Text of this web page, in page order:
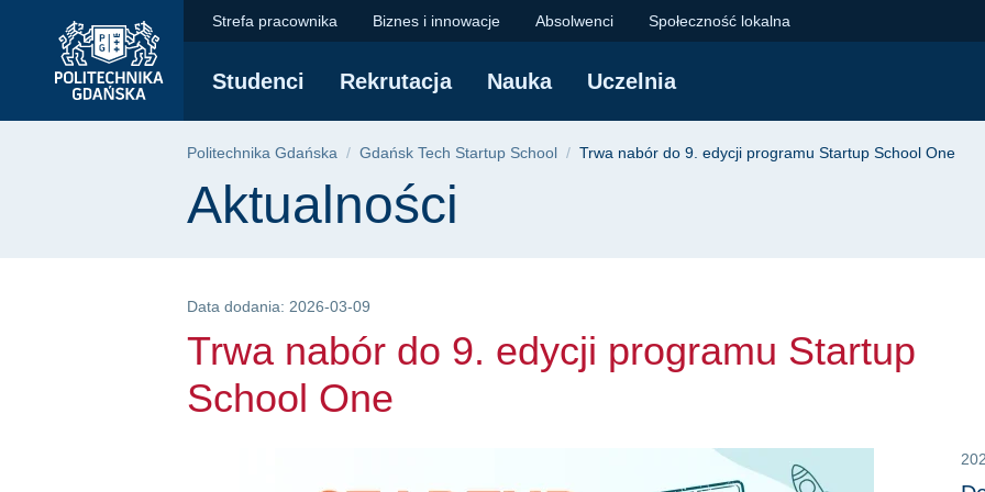
głównego
wyszukiwarki
Trwa nabór do 9. edycji programu
Strefa pracownika Biznes i innowacje Absolwenci Społeczność lokalna
Studenci Rekrutacja Nauka Uczelnia
Ścieżka nawigacyjna
Politechnika Gdańska Gdańsk Tech Startup School Trwa nabór do 9. edycji programu Startup School One
Treść strony
Aktualności
Data dodania: 2026-03-09
Trwa nabór do 9. edycji programu Startup
School One